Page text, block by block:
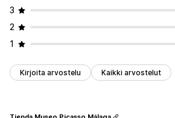
3
2
1
Kirjoita arvostelu Kaikki arvostelut